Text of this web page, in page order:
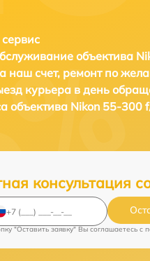
объектива
наш счет, ремонт по
курьера в день
объектива Nikon 55-300
консультация
"Оставить заявку" Вы соглашаетесь c